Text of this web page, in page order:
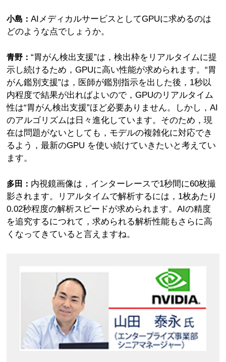
小島：AIメディカルサービスとしてGPUに求めるのは
どのような点でしょうか。
青野：“胃がん検出支援”は，検出枠をリアルタイムに提
示し続けるため，GPUに高い性能が求められます。“胃
がん鑑別支援”は，医師が鑑別指示を出した後，1秒以
内程度で結果が出ればよいので，GPUのリアルタイム
性は“胃がん検出支援”ほど必要ありません。しかし，AI
のアルゴリズムは日々進化しています。そのため，現
在は問題がないとしても，モデルの複雑化に対応でき
るよう，最新のGPU を使い続けていきたいと考えてい
ます。
多田： 内視鏡画像は，インターレースで1秒間に60枚撮
影されます。リアルタイムで解析するには，1枚あたり
0.02秒程度の解析スピードが求められます。AIの精度
を追究するにつれて，求められる解析性能もさらに高
くなってきていると言えますね。